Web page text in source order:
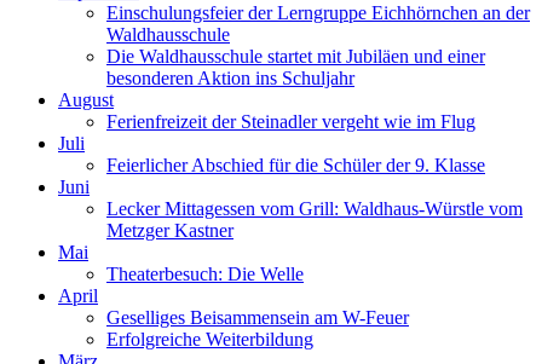
Einschulungsfeier der Lerngruppe Eichhörnchen an der
Waldhausschule
Die Waldhausschule startet mit Jubiläen und einer
besonderen Aktion ins Schuljahr
August
Ferienfreizeit der Steinadler vergeht wie im Flug
Juli
Feierlicher Abschied für die Schüler der 9. Klasse
Juni
Lecker Mittagessen vom Grill: Waldhaus-Würstle vom
Metzger Kastner
Mai
Theaterbesuch: Die Welle
April
Geselliges Beisammensein am W-Feuer
Erfolgreiche Weiterbildung